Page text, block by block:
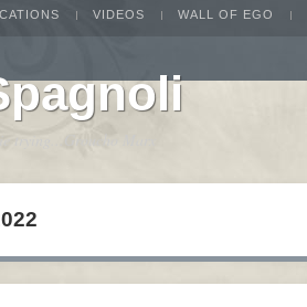
VIDEOS WALL OF EGO